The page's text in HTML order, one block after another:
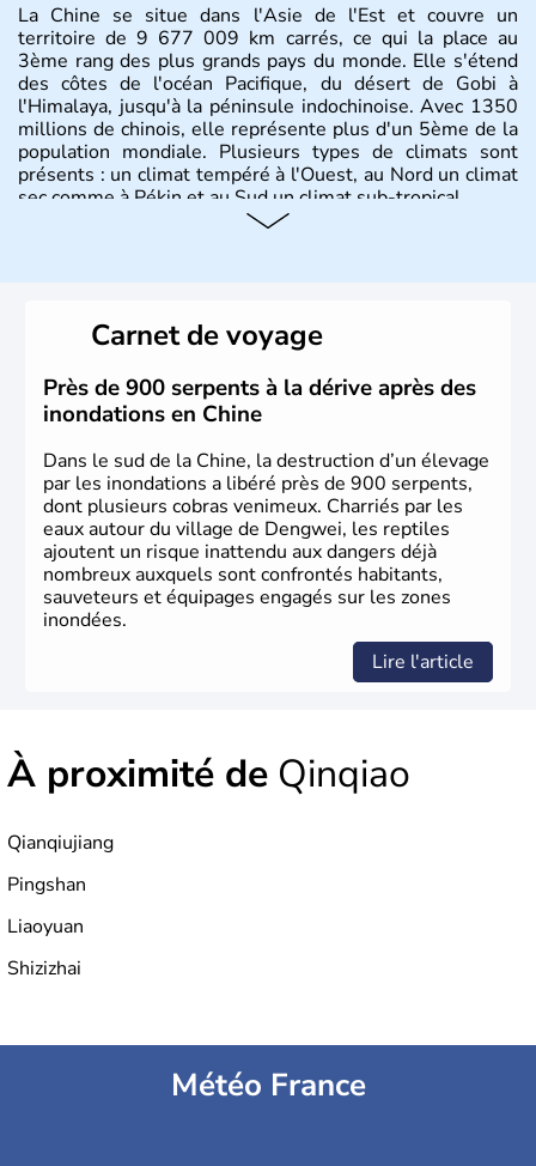
La Chine se situe dans l'Asie de l'Est et couvre un
territoire de 9 677 009 km carrés, ce qui la place au
3ème rang des plus grands pays du monde. Elle s'étend
des côtes de l'océan Pacifique, du désert de Gobi à
l'Himalaya, jusqu'à la péninsule indochinoise. Avec 1350
millions de chinois, elle représente plus d'un 5ème de la
population mondiale. Plusieurs types de climats sont
présents : un climat tempéré à l'Ouest, au Nord un climat
sec comme à Pékin et au Sud un climat sub-tropical.
dynasties. La dynastie Qing a été la dernière à régner
jusqu'aux guerres de l'opium lorsque la Chine s'est
constituée comme nation et a retrouvé son indépendance
en 1945. Illustre pays en matière d'inventions avant-
gardistes, la Chine a été la première utilisatrice du papier,
de l'imprimerie à caractères mobiles, de la boussole et de
la poudre à canon.
Carnet de voyage
Près de 900 serpents à la dérive après des
inondations en Chine
Dans le sud de la Chine, la destruction d’un élevage
par les inondations a libéré près de 900 serpents,
dont plusieurs cobras venimeux. Charriés par les
eaux autour du village de Dengwei, les reptiles
ajoutent un risque inattendu aux dangers déjà
nombreux auxquels sont confrontés habitants,
sauveteurs et équipages engagés sur les zones
inondées.
Lire l'article
À proximité de Qinqiao
Qianqiujiang
Pingshan
Liaoyuan
Shizizhai
Météo France